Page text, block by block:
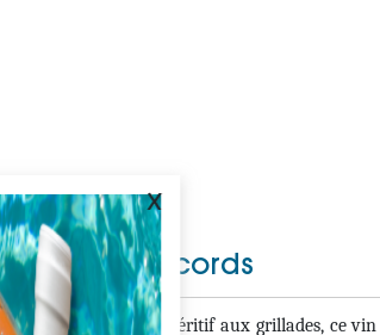
Accords
De l’apéritif aux grillades, ce
x